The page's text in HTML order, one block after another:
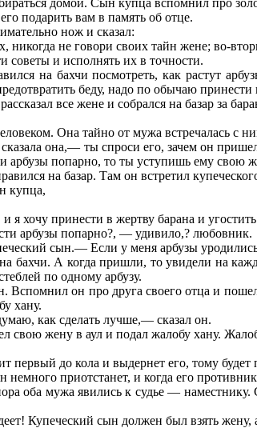
подарить вам в память об отце.
нож и сказал:
не говори своих тайн жене; во-
советы и исполнять их в точности.
на бахчи посмотреть, как растут
беду, надо по обычаю принести
все жене и собрался на базар за
Она тайно от мужа встречалась с
она,— ты спроси его, зачем он
арбузы попарно, то ты уступишь ему
на базар. Там он встретил
купца,
хочу принести в жертву барана и
арбузы попарно?, — удивило,? любовник.
сын.— Если у меня арбузы
бахчи. А когда пришли, то увидели на
по одному арбузу.
Вспомнил он про друга своего отца и
хану.
как сделать лучше,— сказал он.
свою жену в аул и подал жалобу хану.
первый до кола и выдернет его, тому
немного приотстанет, и когда его
оба мужа явились к судье —
Купеческий сын должен был взять жену,